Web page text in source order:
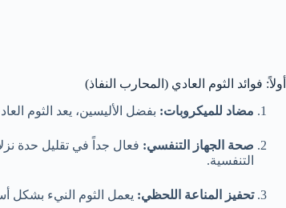
أولاً: فوائد الثوم العادي (المحارب النفاذ)
مضاد للميكروبات: بفضل الأليسين، يعد الثوم
صحة الجهاز التنفسي: فعال جداً في تقليل حدة
التنفسية.
تحفيز المناعة اللحظي: يعمل الثوم النيء بشكل